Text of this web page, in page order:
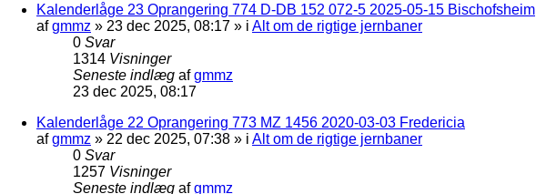
Kalenderlåge 23 Oprangering 774 D-DB 152 072-5 2025-05-15 Bischofsheim
afgmmz » 23 dec 2025, 08:17 » i Alt om de rigtige jernbaner
0 Svar
1314 Visninger
Seneste indlæg afgmmz
23 dec 2025, 08:17
Kalenderlåge 22 Oprangering 773 MZ 1456 2020-03-03 Fredericia
afgmmz » 22 dec 2025, 07:38 » i Alt om de rigtige jernbaner
0 Svar
1257 Visninger
Seneste indlæg afgmmz